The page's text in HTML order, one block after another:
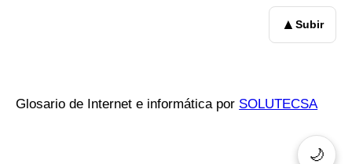
🌙
▲ Subir
Glosario de Internet e informática por SOLUTECSA